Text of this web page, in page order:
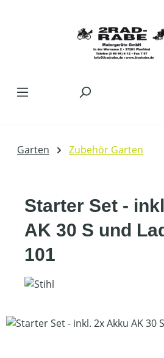
Garten Zubehör Garten
Starter Set -
AK 30 S und
101
Bildergalerie überspringen